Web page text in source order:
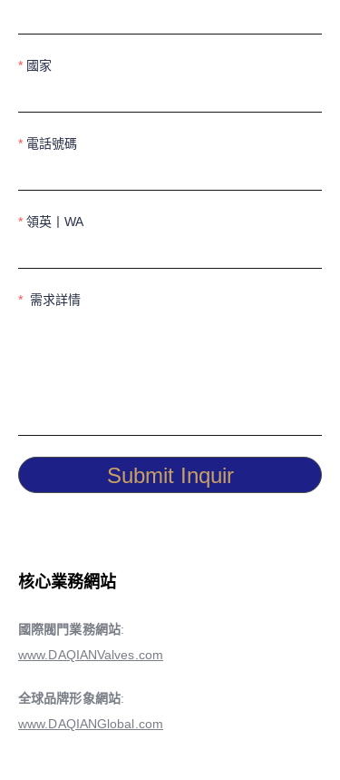
國家
電話號碼
領英丨WA
需求詳情
Submit Inquir
核心業務網站
國際閥門業務網站:
www.DAQIANValves.com
全球品牌形象網站:
www.DAQIANGlobal.com